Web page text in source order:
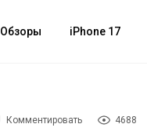
Обзоры iPhone 17
Комментировать 4688